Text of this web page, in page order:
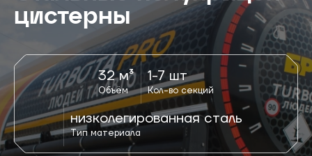
цистерны
32 м³
Объём
1-7 шт
Кол-во секций
низколегированная сталь
Тип материала